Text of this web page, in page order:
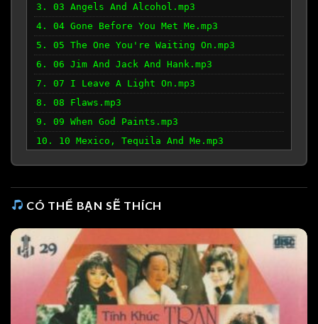
3. 03 Angels And Alcohol.mp3
4. 04 Gone Before You Met Me.mp3
5. 05 The One You're Waiting On.mp3
6. 06 Jim And Jack And Hank.mp3
7. 07 I Leave A Light On.mp3
8. 08 Flaws.mp3
9. 09 When God Paints.mp3
10. 10 Mexico, Tequila And Me.mp3
CÓ THỂ BẠN SẼ THÍCH